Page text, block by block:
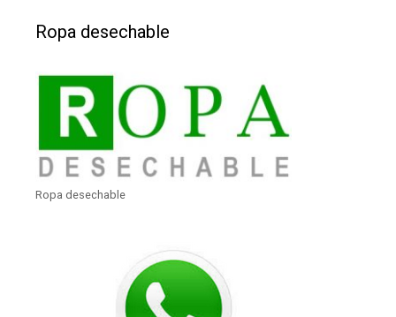
Ropa desechable
Ropa desechable